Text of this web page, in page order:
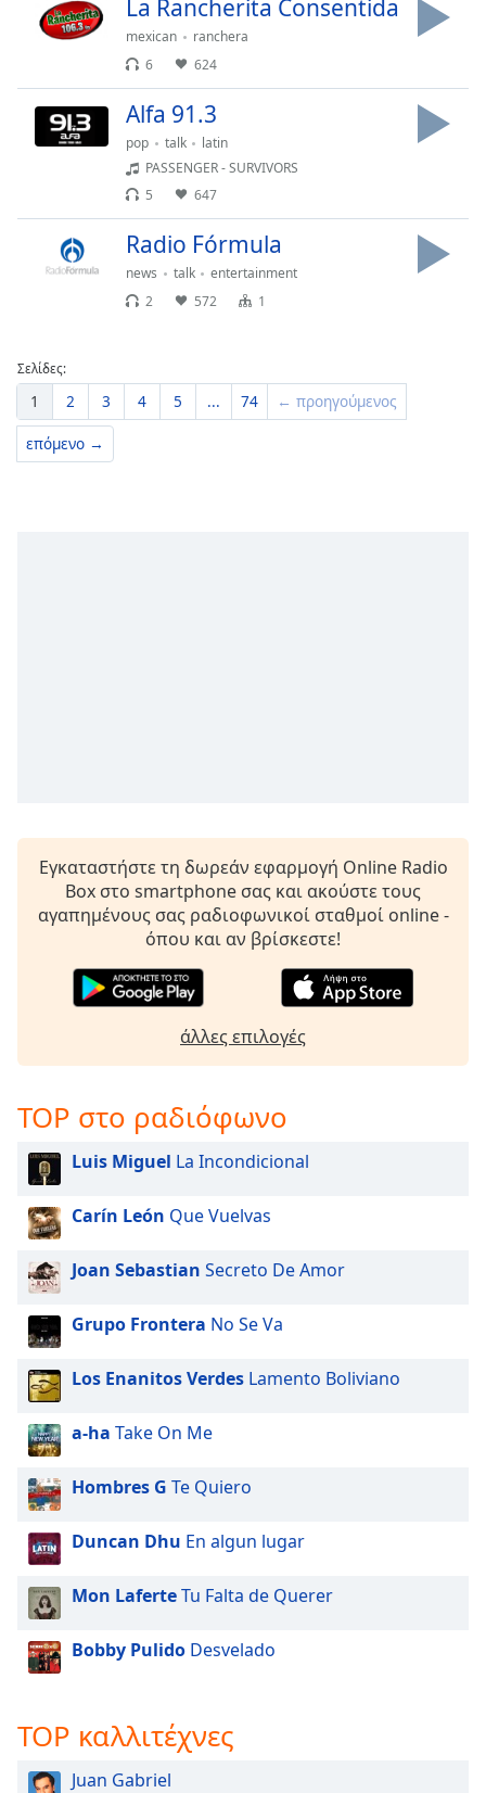
La Rancherita Consentida
mexican
ranchera
6
624
Alfa 91.3
pop talk
latin
PASSENGER - SURVIVORS
5
647
Radio Fórmula
news talk
entertainment
2
572 1
Σελίδες:
1 2 3 4 5 ... 74 ← προηγούμενος
επόμενο →
Εγκαταστήστε τη δωρεάν εφαρμογή Online Radio
Box στο smartphone σας και ακούστε τους
αγαπημένους σας ραδιοφωνικοί σταθμοί online -
όπου και αν βρίσκεστε!
άλλες επιλογές
TOP στο ραδιόφωνο
Luis Miguel La Incondicional
Carín León Que Vuelvas
Joan Sebastian Secreto De Amor
Grupo Frontera No Se Va
Los Enanitos Verdes Lamento Boliviano
a-ha Take On Me
Hombres G Te Quiero
Duncan Dhu En algun lugar
Mon LaferteTu Falta de Querer
Bobby Pulido Desvelado
TOP καλλιτέχνες
Juan Gabriel